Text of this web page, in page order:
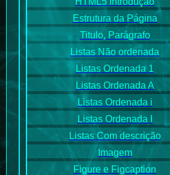
Estrutura da Página
Titulo, Parágrafo
Listas Não ordenada
Listas Ordenada 1
Listas Ordenada A
Listas Ordenada i
Listas Ordenada I
Listas Com descrição
Imagem
Figure e Figcaption